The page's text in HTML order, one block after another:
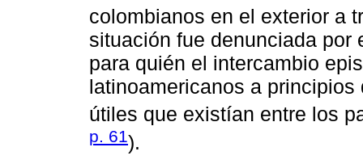
colombianos en el exterior a
situación fue denunciada por
para quién el intercambio
latinoamericanos a
útiles que existían entre los
p. 61).